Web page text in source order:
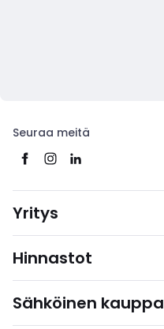
Seuraa meitä
Yritys
Hinnastot
Sähköinen kauppa